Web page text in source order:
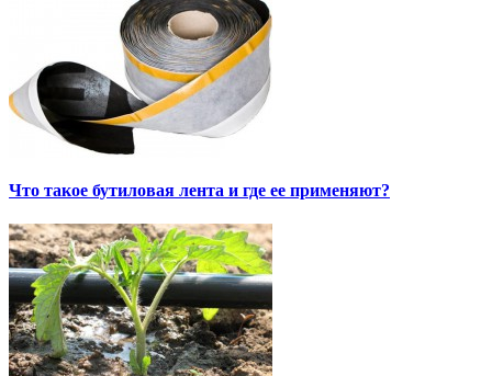
Что такое бутиловая лента и где ее применяют?